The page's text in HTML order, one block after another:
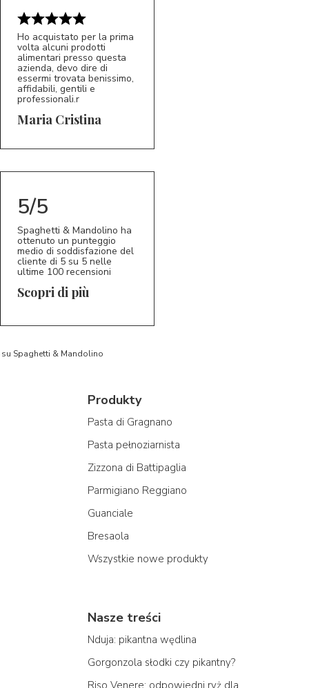
MC 5/5
Ho acquistato per la prima
volta alcuni prodotti
alimentari presso questa
azienda, devo dire di
essermi trovata benissimo,
affidabili, gentili e
professionali.r
Maria Cristina
5/5
Spaghetti & Mandolino ha
ottenuto un punteggio
medio di soddisfazione del
cliente di 5 su 5 nelle
ultime 100 recensioni
Scopri di più
Spaghetti & Mandolino
Produkty
Pasta di Gragnano
Pasta pełnoziarnista
Zizzona di Battipaglia
Parmigiano Reggiano
Guanciale
Bresaola
Wszystkie nowe produkty
Nasze treści
Nduja: pikantna wędlina
Gorgonzola słodki czy pikantny?